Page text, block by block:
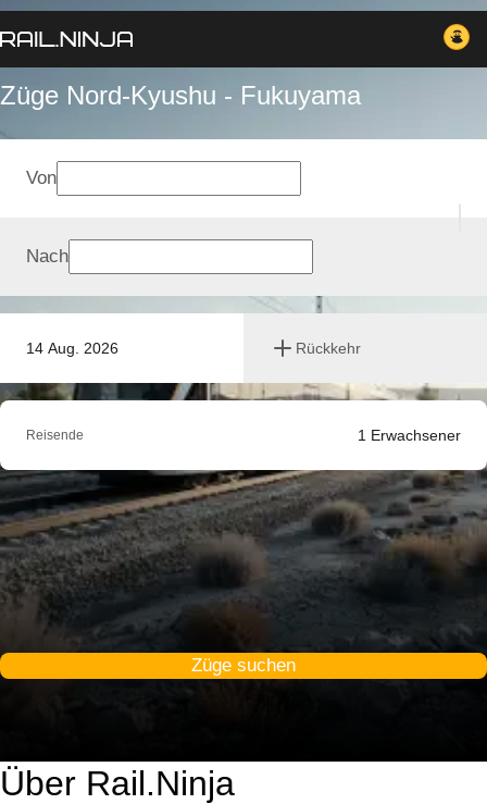
Züge Nord-Kyushu - Fukuyama
14 Aug. 2026 Rückkehr
Von
Nach
Reisende 1 Erwachsener
Züge suchen
Über Rail.Ninja